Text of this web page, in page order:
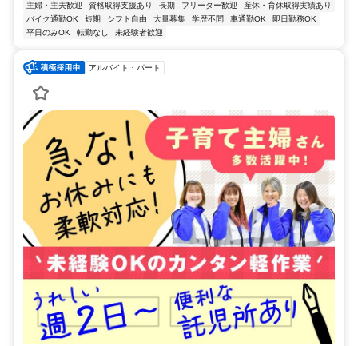
主婦・主夫歓迎
資格取得支援あり 長期 フリーター歓迎
産休・育休取得実績あり
バイク通勤OK
短期 シフト自由 大量募集 学歴不問 車通勤OK
即日勤務OK
平日のみOK
転勤なし 未経験者歓迎
アルバイト・パート